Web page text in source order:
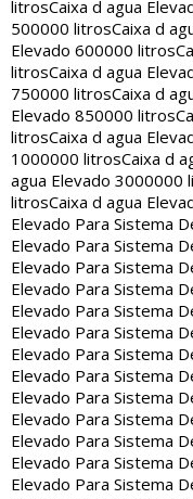
litrosCaixa d agua
500000 litrosCaixa d
Elevado 600000 litros
litrosCaixa d agua
750000 litrosCaixa d
Elevado 850000 litros
litrosCaixa d agua
1000000 litrosCaixa d
agua Elevado 3000000
litrosCaixa d agua
Elevado Para Sistema
Elevado Para Sistema
Elevado Para Sistema
Elevado Para Sistema
Elevado Para Sistema
Elevado Para Sistema
Elevado Para Sistema
Elevado Para Sistema
Elevado Para Sistema
Elevado Para Sistema
Elevado Para Sistema
Elevado Para Sistema
Elevado Para Sistema